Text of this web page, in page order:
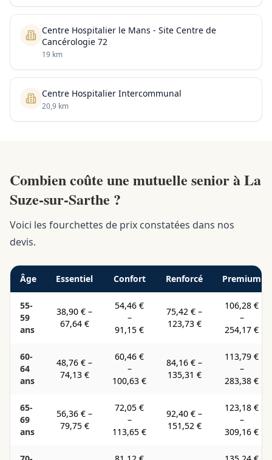
Centre Hospitalier le Mans - Site Centre de
Cancérologie 72
19 km
Centre Hospitalier Intercommunal
20,9 km
Combien coûte une mutuelle senior à La
Suze-sur-Sarthe ?
Voici les fourchettes de prix constatées dans nos
devis.
Âge Essentiel Confort Renforcé Premium
55-
59
ans
38,90 € –
67,64 €
54,46 €
–
91,15 €
75,42 € –
123,73 €
106,28 €
–
254,17 €
60-
64
ans
48,76 € –
74,13 €
60,46 €
–
100,63 €
84,16 € –
135,31 €
113,79 €
–
283,38 €
65-
69
ans
56,36 € –
79,75 €
72,05 €
–
113,65 €
92,40 € –
151,52 €
123,18 €
–
309,16 €